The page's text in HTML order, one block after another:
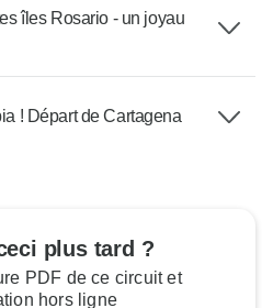
îles Rosario - un joyau
! Départ de Cartagena
plus tard ?
PDF de ce circuit et
hors ligne